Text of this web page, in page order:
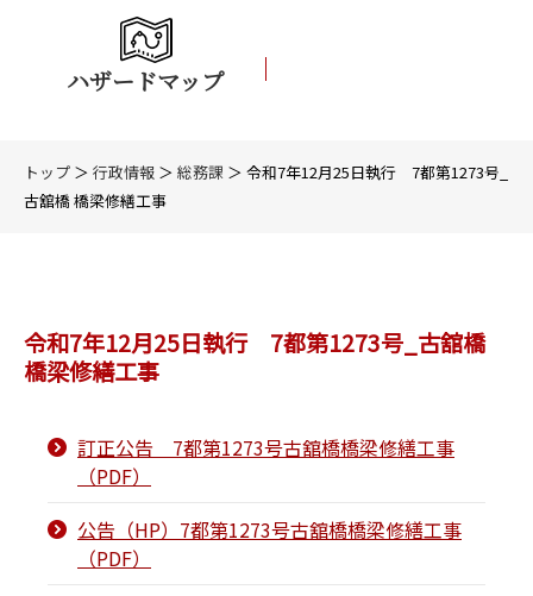
ハザードマップ
トップ ＞ 行政情報 ＞ 総務課 ＞ 令和7年12月25日執行 7都第1273号_
古舘橋 橋梁修繕工事
令和7年12月25日執行 7都第1273号_古舘橋
橋梁修繕工事
訂正公告 7都第1273号古舘橋橋梁修繕工事
（PDF）
公告（HP）7都第1273号古舘橋橋梁修繕工事
（PDF）